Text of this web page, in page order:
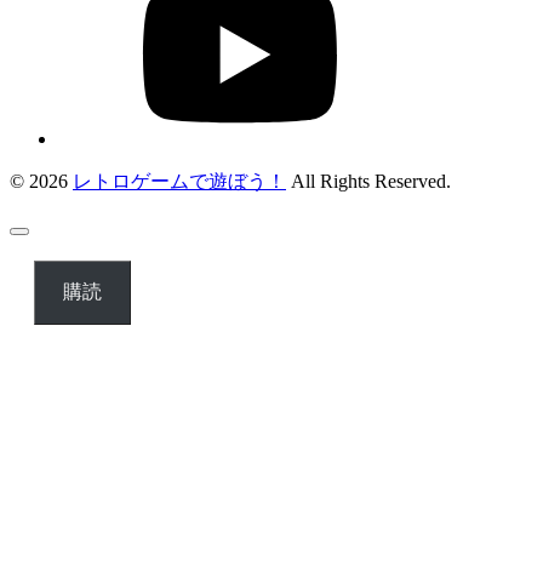
© 2026 レトロゲームで遊ぼう！ All Rights Reserved.
購読